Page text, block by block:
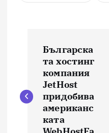
в
Българска
та хостинг
компания
JetHost
придобива
американс
ката